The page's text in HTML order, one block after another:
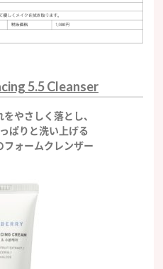
5.5 Cleanser
やさしく落とし、
ぱりと洗い上げる
ォームクレンザー